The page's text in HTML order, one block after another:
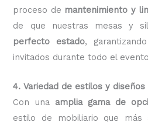
proceso de mantenimiento y
de que nuestras mesas y
perfecto estado,
invitados durante todo el
4. Variedad de estilos y diseños
Con una amplia gama de
estilo de mobiliario que